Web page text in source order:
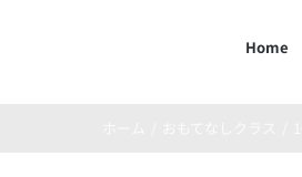
Home